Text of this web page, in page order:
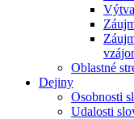
Oblastné
Dejiny
Osobnosti
Udalosti